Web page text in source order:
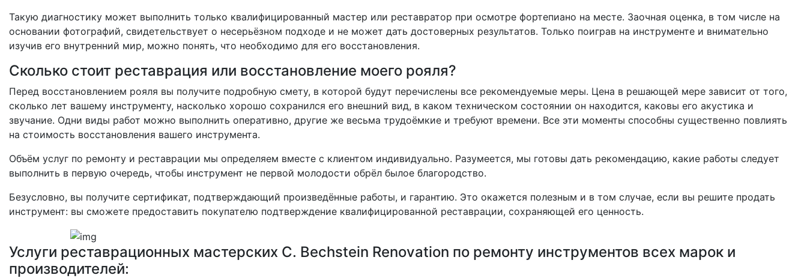
Такую диагностику может выполнить только квалифицированный мастер или реставратор при осмотре фортепиано на месте. Заочная оценка, в том числе на
основании фотографий, свидетельствует о несерьёзном подходе и не может дать достоверных результатов. Только поиграв на инструменте и внимательно
изучив его внутренний мир, можно понять, что необходимо для его восстановления.
Сколько стоит реставрация или восстановление моего рояля?
Перед восстановлением рояля вы получите подробную смету, в которой будут перечислены все рекомендуемые меры. Цена в решающей мере зависит от того,
сколько лет вашему инструменту, насколько хорошо сохранился его внешний вид, в каком техническом состоянии он находится, каковы его акустика и
звучание. Одни виды работ можно выполнить оперативно, другие же весьма трудоёмкие и требуют времени. Все эти моменты способны существенно повлиять
на стоимость восстановления вашего инструмента.
Объём услуг по ремонту и реставрации мы определяем вместе с клиентом индивидуально. Разумеется, мы готовы дать рекомендацию, какие работы следует
выполнить в первую очередь, чтобы инструмент не первой молодости обрёл былое благородство.
Безусловно, вы получите сертификат, подтверждающий произведённые работы, и гарантию. Это окажется полезным и в том случае, если вы решите продать
инструмент: вы сможете предоставить покупателю подтверждение квалифицированной реставрации, сохраняющей его ценность.
Услуги реставрационных мастерских C. Bechstein Renovation по ремонту инструментов всех марок и
производителей: